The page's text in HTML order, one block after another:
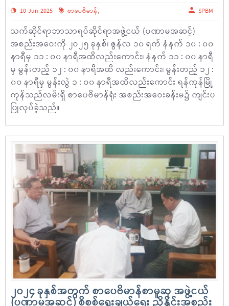
10-Jun-2025 စာပေဗိမာန်, SPBM
သက်ဆိုင်ရာဘာသာရပ်ဆိုင်ရာအဖွဲ့ငယ် (ပဏာမအဆင့်)
အစည်းအဝေးကို ၂ဝ၂၅ ခုနှစ်၊ ဇွန်လ ၁၀ ရက် နံနက် ၁၀ : ၀၀
နာရီမှ ၁၁ : ၀၀ နာရီအထိလည်းကောင်း၊ နံနက် ၁၁ : ၀၀ နာရီ
မှ မွန်းတည့် ၁၂ : ၀၀ နာရီအထိ လည်းကောင်း၊ မွန်းတည့် ၁၂ :
၀၀ နာရီမှ မွန်းလွဲ ၁ : ၀၀ နာရီအထိလည်းကောင်း ရန်ကုန်မြို့
ကုန်သည်လမ်းရှိ စာပေဗိမာန်ရုံး အစည်းအဝေးခန်းမ၌ ကျင်းပ
ပြုလုပ်ခဲ့သည်။
၂၀၂၄ ခုနှစ်အတွက် စာပေဗိမာန်စာမူဆု အဖွဲ့ငယ်